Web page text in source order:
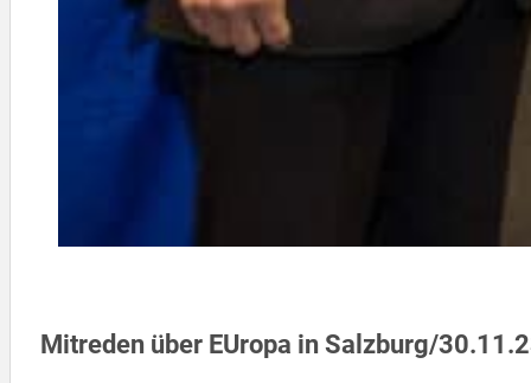
Mitreden über EUropa in Salzburg/